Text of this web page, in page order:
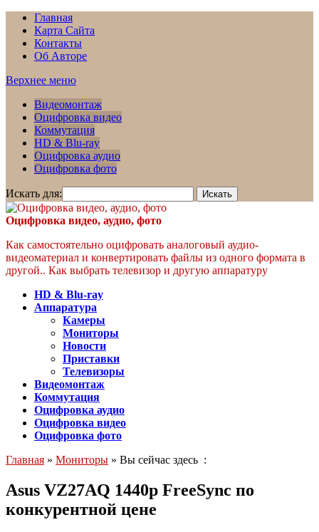
Главная
Карта Сайта
Контакты
Об Авторе
Верхнее меню
Видеомонтаж
Оцифровка видео
Коммутация
HD & Blu-ray
Оцифровка аудио
Оцифровка фото
Искать для:
Оцифровка видео, аудио, фото
Как самостоятельно оцифровать аналоговый аудио-
видеоматериал и конвертировать файлы из одного формата в
другой.. Как выбрать телевизор и другую аппаратуру
HD & Blu-ray
Аппаратура
Камеры
Мониторы
Новости
Приставки
Телевизоры
Видеомонтаж
Коммутация
Оцифровка аудио
Оцифровка видео
Оцифровка фото
Главная » Мониторы » Вы сейчас здесь :
Asus VZ27AQ 1440p FreeSync по
конкурентной цене